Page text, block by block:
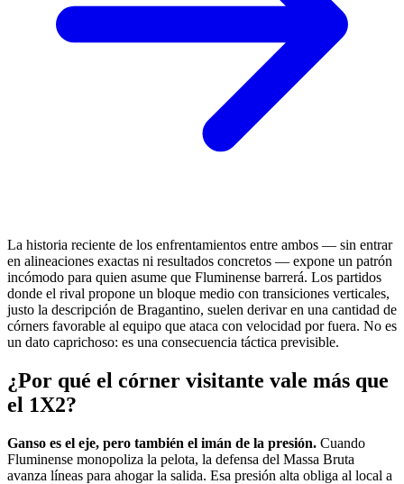
La historia reciente de los enfrentamientos entre ambos — sin entrar
en alineaciones exactas ni resultados concretos — expone un patrón
incómodo para quien asume que Fluminense barrerá. Los partidos
donde el rival propone un bloque medio con transiciones verticales,
justo la descripción de Bragantino, suelen derivar en una cantidad de
córners favorable al equipo que ataca con velocidad por fuera. No es
un dato caprichoso: es una consecuencia táctica previsible.
¿Por qué el córner visitante vale más que
el 1X2?
Ganso es el eje, pero también el imán de la presión. Cuando
Fluminense monopoliza la pelota, la defensa del Massa Bruta
avanza líneas para ahogar la salida. Esa presión alta obliga al local a